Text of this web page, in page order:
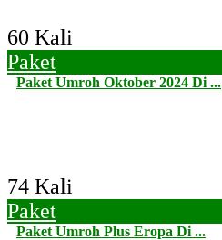
60 Kali
Paket
Paket Umroh Oktober 2024 Di ...
74 Kali
Paket
Paket Umroh Plus Eropa Di ...